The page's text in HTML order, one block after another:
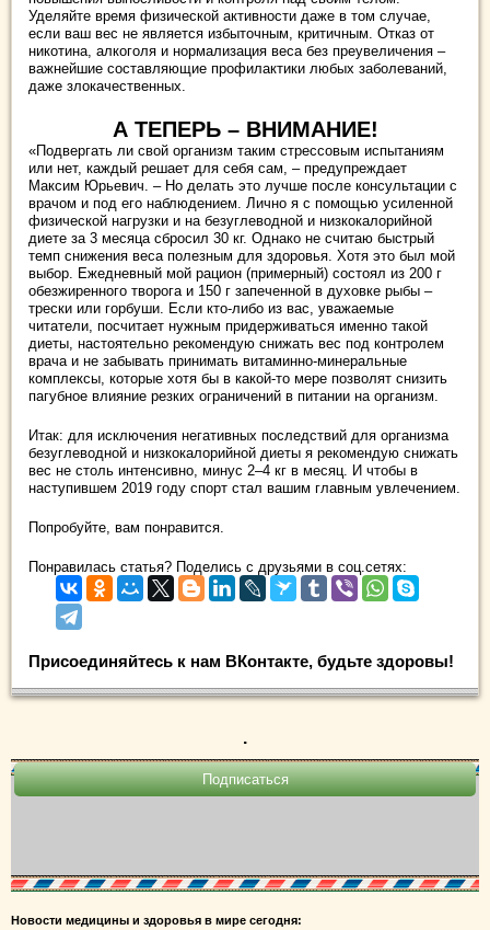
Уделяйте время физической активности даже в том случае,
если ваш вес не является избыточным, критичным. Отказ от
никотина, алкоголя и нормализация веса без преувеличения –
важнейшие составляющие профилактики любых заболеваний,
даже злокачественных.
А ТЕПЕРЬ – ВНИМАНИЕ!
«Подвергать ли свой организм таким стрессовым испытаниям
или нет, каждый решает для себя сам, – предупреждает
Максим Юрьевич. – Но делать это лучше после консультации с
врачом и под его наблюдением. Лично я с помощью усиленной
физической нагрузки и на безуглеводной и низкокалорийной
диете за 3 месяца сбросил 30 кг. Однако не считаю быстрый
темп снижения веса полезным для здоровья. Хотя это был мой
выбор. Ежедневный мой рацион (примерный) состоял из 200 г
обезжиренного творога и 150 г запеченной в духовке рыбы –
трески или горбуши. Если кто-либо из вас, уважаемые
читатели, посчитает нужным придерживаться именно такой
диеты, настоятельно рекомендую снижать вес под контролем
врача и не забывать принимать витаминно-минеральные
комплексы, которые хотя бы в какой-то мере позволят снизить
пагубное влияние резких ограничений в питании на организм.
Итак: для исключения негативных последствий для организма
безуглеводной и низкокалорийной диеты я рекомендую снижать
вес не столь интенсивно, минус 2–4 кг в месяц. И чтобы в
наступившем 2019 году спорт стал вашим главным увлечением.
Попробуйте, вам понравится.
Понравилась статья? Поделись с друзьями в соц.сетях:
Присоединяйтесь к нам ВКонтакте, будьте здоровы!
.
Новости медицины и здоровья в мире сегодня: